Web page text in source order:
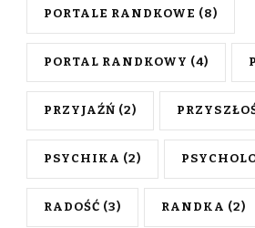
PORTALE RANDKOWE (8)
PORTAL RANDKOWY (4)
PRZYJAŹŃ (2)
PSYCHIKA (2)
RADOŚĆ (3) RANDKA (2)